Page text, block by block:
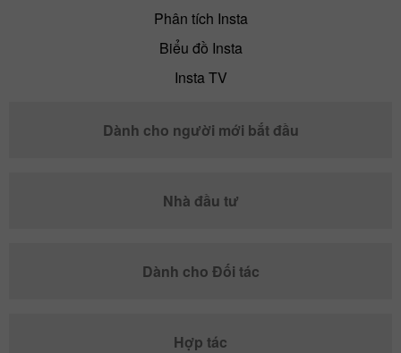
Phân tích Insta
Biểu đồ Insta
Insta TV
Dành cho người mới bắt đầu
Nhà đầu tư
Dành cho Đối tác
Hợp tác